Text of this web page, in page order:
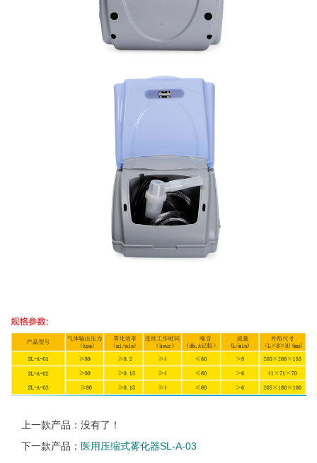
上一款产品：没有了！
下一款产品： 医用压缩式雾化器SL-A-03